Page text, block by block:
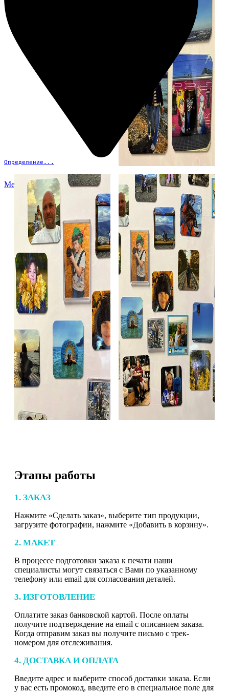
Определение...
Меню
Этапы работы
1. ЗАКАЗ
Нажмите «Сделать заказ», выберите тип продукции,
загрузите фотографии, нажмите «Добавить в корзину».
2. МАКЕТ
В процессе подготовки заказа к печати наши
специалисты могут связаться с Вами по указанному
телефону или email для согласования деталей.
3. ИЗГОТОВЛЕНИЕ
Оплатите заказ банковской картой. После оплаты
получите подтверждение на email с описанием заказа.
Когда отправим заказ вы получите письмо с трек-
номером для отслеживания.
4. ДОСТАВКА И ОПЛАТА
Введите адрес и выберите способ доставки заказа. Если
у вас есть промокод, введите его в специальное поле для